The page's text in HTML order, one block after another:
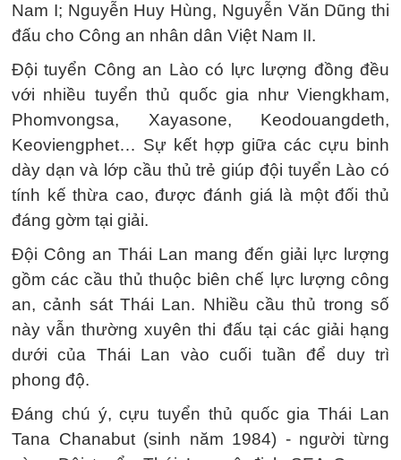
Nam I; Nguyễn Huy Hùng, Nguyễn Văn Dũng thi
đấu cho Công an nhân dân Việt Nam II.
Đội tuyển Công an Lào có lực lượng đồng đều
với nhiều tuyển thủ quốc gia như Viengkham,
Phomvongsa, Xayasone, Keodouangdeth,
Keoviengphet… Sự kết hợp giữa các cựu binh
dày dạn và lớp cầu thủ trẻ giúp đội tuyển Lào có
tính kế thừa cao, được đánh giá là một đối thủ
đáng gờm tại giải.
Đội Công an Thái Lan mang đến giải lực lượng
gồm các cầu thủ thuộc biên chế lực lượng công
an, cảnh sát Thái Lan. Nhiều cầu thủ trong số
này vẫn thường xuyên thi đấu tại các giải hạng
dưới của Thái Lan vào cuối tuần để duy trì
phong độ.
Đáng chú ý, cựu tuyển thủ quốc gia Thái Lan
Tana Chanabut (sinh năm 1984) - người từng